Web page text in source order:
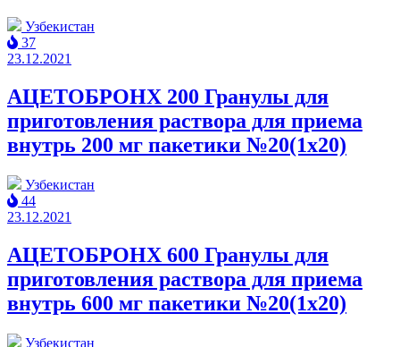
Узбекистан
37
23.12.2021
АЦЕТОБРОНХ 200 Гранулы для
приготовления раствора для приема
внутрь 200 мг пакетики №20(1x20)
Узбекистан
44
23.12.2021
АЦЕТОБРОНХ 600 Гранулы для
приготовления раствора для приема
внутрь 600 мг пакетики №20(1x20)
Узбекистан